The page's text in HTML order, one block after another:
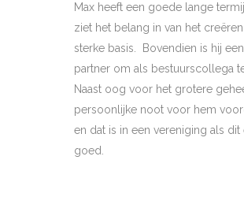
Max heeft een goede lange
ziet het belang in van het
sterke basis. Bovendien is hij
partner om als bestuurscollega
Naast oog voor het grotere
persoonlijke noot voor hem
en dat is in een vereniging als
goed.